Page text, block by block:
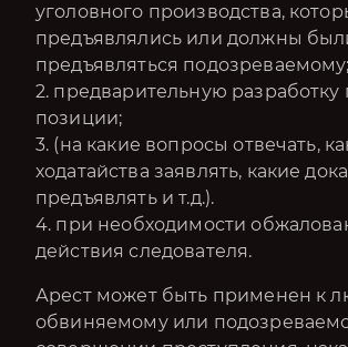
уголовного производства,
предъявлялись или должны
предъявляться подозреваемому;
2. предварительную разработку
позиции;
3. (на какие вопросы отвечать,
ходатайства заявлять, какие
предъявлять и т.д.).
4. при необходимости
действия следователя.
Арест может быть применен к
обвиняемому или